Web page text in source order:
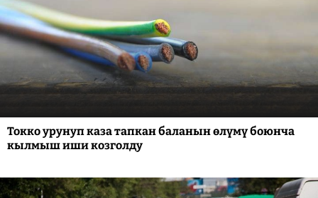
Токко урунуп каза тапкан баланын өлүмү боюнча
кылмыш иши козголду